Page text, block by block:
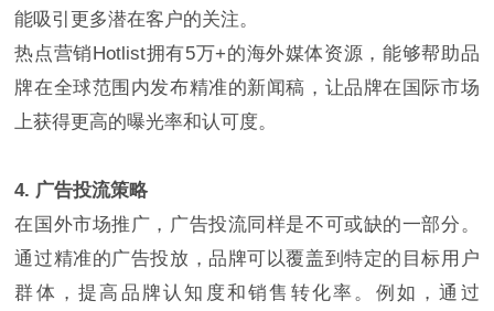
能吸引更多潜在客户的关注。
热点营销Hotlist拥有5万+的海外媒体资源，能够帮助品
牌在全球范围内发布精准的新闻稿，让品牌在国际市场
上获得更高的曝光率和认可度。
4. 广告投流策略
在国外市场推广，广告投流同样是不可或缺的一部分。
通过精准的广告投放，品牌可以覆盖到特定的目标用户
群体，提高品牌认知度和销售转化率。例如，通过